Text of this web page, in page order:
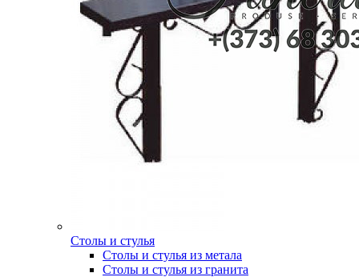
Столы и стулья
Столы и стулья из метала
Столы и стулья из гранита